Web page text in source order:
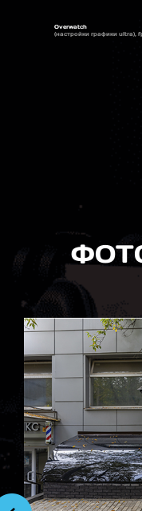
Overwatch
(настройки графики ultra),